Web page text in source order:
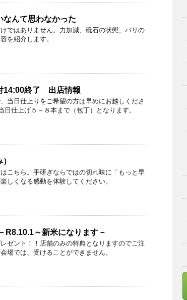
なんて思わなかった
ではありません。力加減、砥石の状態、バリの
を紹介します。
14:00終了 出店情報
当日仕上りをご希望の方は早めにお越しくださ
仕上げ５～８本まで（包丁）となります。
こちら。手研ぎならではの切れ味に「もっと早
しくなる感動を体験してください。
R8.10.1～新米になります－
ゼント！！店舗のみの特典となりますのでご注
場では、受けることができません。